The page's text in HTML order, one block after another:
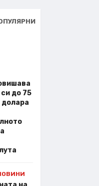
до 75